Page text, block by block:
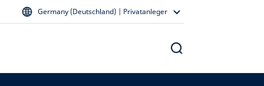
Germany (Deutschland) | Privatanleger